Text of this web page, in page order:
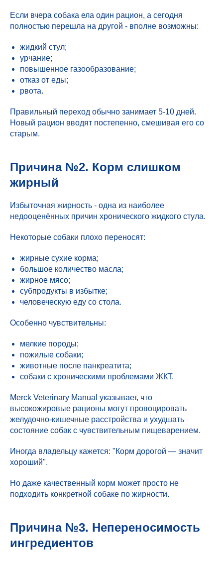
Если вчера собака ела один рацион, а сегодня
полностью перешла на другой - вполне возможны:
жидкий стул;
урчание;
повышенное газообразование;
отказ от еды;
рвота.
Правильный переход обычно занимает 5-10 дней.
Новый рацион вводят постепенно, смешивая его со
старым.
Причина №2. Корм слишком
жирный
Избыточная жирность - одна из наиболее
недооценённых причин хронического жидкого стула.
Некоторые собаки плохо переносят:
жирные сухие корма;
большое количество масла;
жирное мясо;
субпродукты в избытке;
человеческую еду со стола.
Особенно чувствительны:
мелкие породы;
пожилые собаки;
животные после панкреатита;
собаки с хроническими проблемами ЖКТ.
Merck Veterinary Manual указывает, что
высокожировые рационы могут провоцировать
желудочно-кишечные расстройства и ухудшать
состояние собак с чувствительным пищеварением.
Иногда владельцу кажется: "Корм дорогой — значит
хороший".
Но даже качественный корм может просто не
подходить конкретной собаке по жирности.
Причина №3. Непереносимость
ингредиентов